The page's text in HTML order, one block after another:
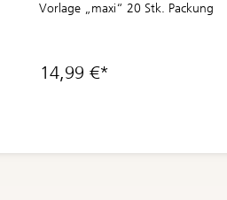
Vorlage „maxi“ 20 Stk. Packung
14,99 €*